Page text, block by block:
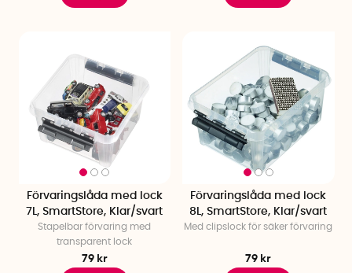
Förvaringslåda med lock
7L, SmartStore, Klar/svart
Stapelbar förvaring med
transparent lock
79 kr
Förvaringslåda med lock
8L, SmartStore, Klar/svart
Med clipslock för säker förvaring
79 kr